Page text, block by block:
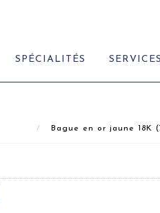
SPÉCIALITÉS SERVICES
Bague en or jaune 18K